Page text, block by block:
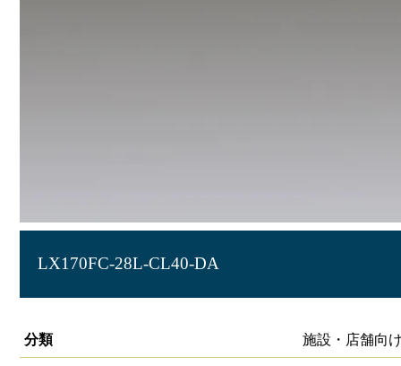
LX170FC-28L-CL40-DA
分類
施設・店舗向